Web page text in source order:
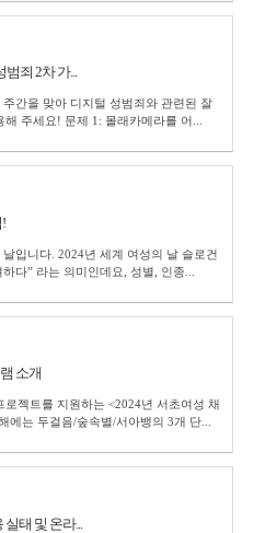
죄 2차 가...
간을 맞아 디지털 성범죄와 관련된 잘
주세요! 문제 1: 몰래카메라를 어...
입니다. 2024년 세계 여성의 날 슬로건
다” 라는 의미인데요, 성별, 인종...
소개
젝트를 지원하는 <2024년 서초여성 채
에는 두걸음/숲속별/서아뱅의 3개 단...
태 및 온라...